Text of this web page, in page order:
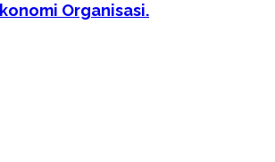
Organisasi.